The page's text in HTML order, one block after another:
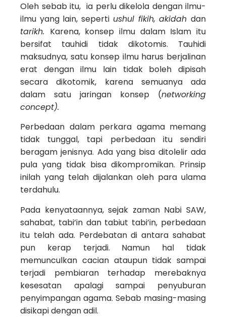
Oleh sebab itu, ia perlu dikelola dengan ilmu-
ilmu yang lain, seperti ushul fikih, akidahdan
tarikh. Karena, konsep ilmu dalam Islam itu
bersifat tauhidi tidak dikotomis. Tauhidi
maksudnya, satu konsep ilmu harus berjalinan
erat dengan ilmu lain tidak boleh dipisah
secara dikotomik, karena semuanya ada
dalam satu jaringan konsep (networking
concept).
Perbedaan dalam perkara agama memang
tidak tunggal, tapi perbedaan itu sendiri
beragam jenisnya. Ada yang bisa ditolelir ada
pula yang tidak bisa dikompromikan. Prinsip
inilah yang telah dijalankan oleh para ulama
terdahulu.
Pada kenyataannya, sejak zaman Nabi SAW,
sahabat, tabi’in dan tabiut tabi’in, perbedaan
itu telah ada. Perdebatan di antara sahabat
pun kerap terjadi. Namun hal tidak
memunculkan cacian ataupun tidak sampai
terjadi pembiaran terhadap merebaknya
kesesatan apalagi sampai penyuburan
penyimpangan agama. Sebab masing-masing
disikapi dengan adil.